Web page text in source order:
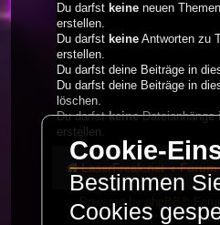
Du darfst keine neuen
erstellen.
Du darfst keine Antworten zu
erstellen.
Du darfst deine Beiträge in
Du darfst deine Beiträge in
löschen.
Du darfstkeineDateianhänge
erstellen.
LaserFreak.net Forum
Powered by phpBB
®
Cookie-
Bestimmen
Cookies